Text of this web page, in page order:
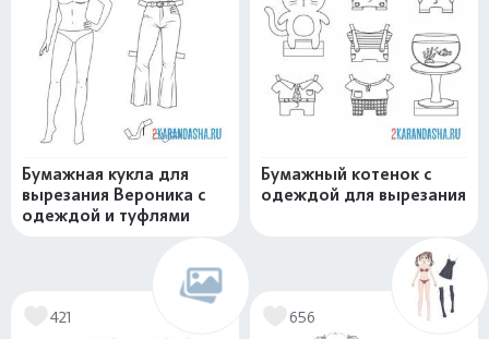
Бумажная кукла для
вырезания Вероника с
одеждой и туфлями
Бумажный котенок с
одеждой для вырезания
421 656